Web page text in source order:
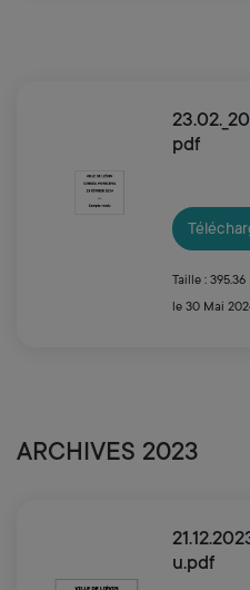
pdf
Taille : 395.36
le 30 Mai
ARCHIVES 2023
u.pdf